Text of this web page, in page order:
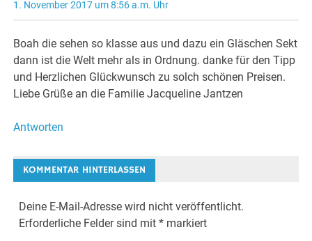
1. November 2017 um 8:56 a.m. Uhr
Boah die sehen so klasse aus und dazu ein Gläschen Sekt
dann ist die Welt mehr als in Ordnung. danke für den Tipp
und Herzlichen Glückwunsch zu solch schönen Preisen.
Liebe Grüße an die Familie Jacqueline Jantzen
Antworten
KOMMENTAR HINTERLASSEN
Deine E-Mail-Adresse wird nicht veröffentlicht.
Erforderliche Felder sind mit* markiert